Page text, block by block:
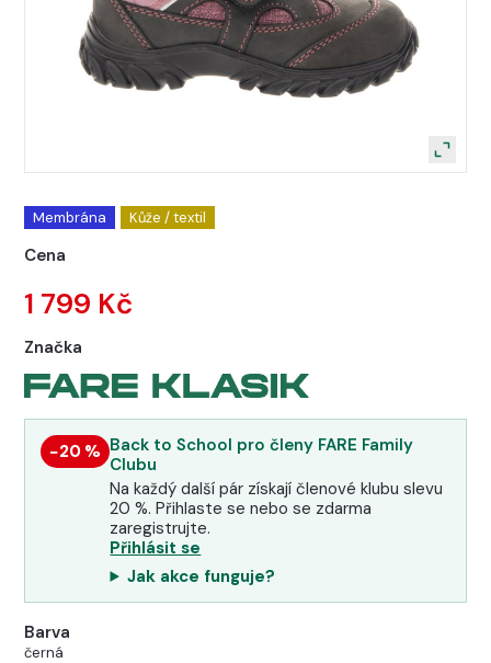
Membrána Kůže / textil
Cena
1 799 Kč
Značka
−20 % Back to School pro členy FARE Family
Clubu
Na každý další pár získají členové klubu slevu
20 %. Přihlaste se nebo se zdarma
zaregistrujte.
Přihlásit se
Jak akce funguje?
Barva
černá